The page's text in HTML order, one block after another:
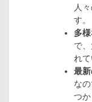
人
す。
多
で
れて
最
な
つか